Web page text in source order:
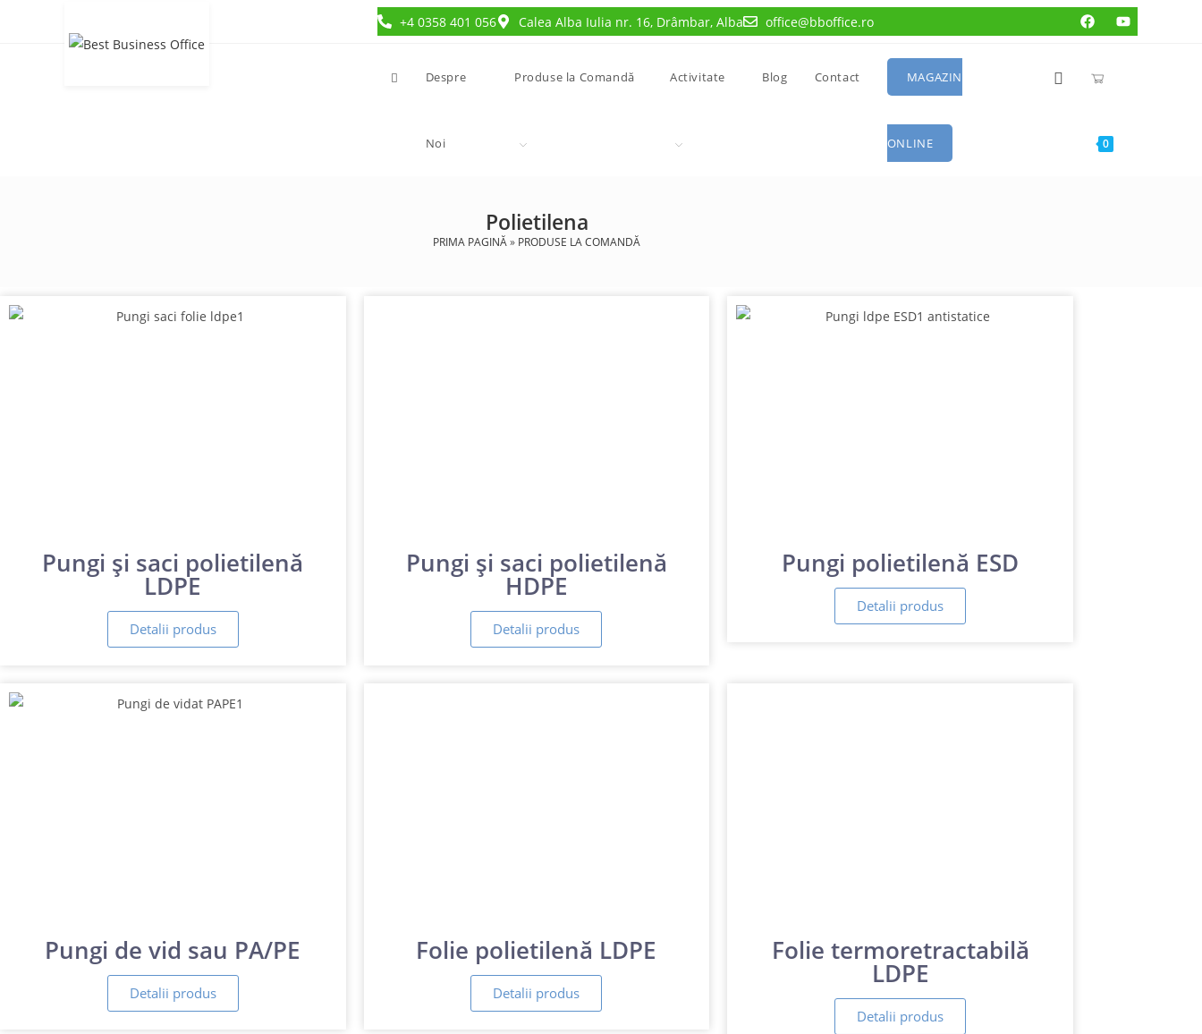
+4 0358 401 056 Calea Alba Iulia nr. 16, Drâmbar, Alba office@bboffice.ro
Despre
Noi
Produse la Comandă Activitate Blog Contact MAGAZIN
ONLINE 0
Polietilena
PRIMA PAGINĂ» PRODUSE LA COMANDĂ
Pungi și saci polietilenă
LDPE
Detalii produs
Pungi și saci polietilenă
HDPE
Detalii produs
Pungi polietilenă ESD
Detalii produs
Pungi de vid sau PA/PE
Detalii produs
Folie polietilenă LDPE
Detalii produs
Folie termoretractabilă
LDPE
Detalii produs